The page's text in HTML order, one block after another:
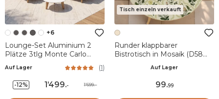
+6
Lounge-Set Aluminium 2
Plätze 3tlg Monte Carlo
Auf Lager (1)
-12% 1’499.- 1’699.-
Tisch einzeln verkauft
Runder klappbarer
Bistrotisch in Mosaik (D58
Auf Lager
99.99